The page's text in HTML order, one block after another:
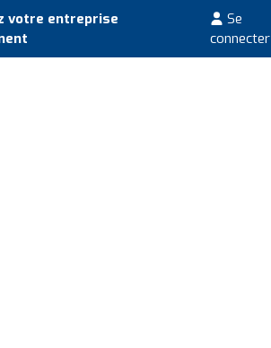
votre entreprise
Se
connecter